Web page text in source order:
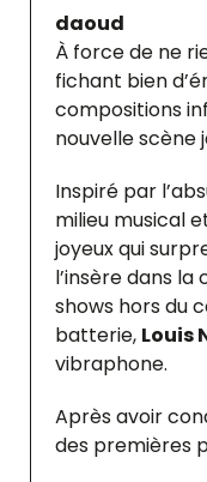
daoud
À force de ne
fichant bien
compositions
nouvelle scène
Inspiré par
milieu musical
joyeux qui
l’insère dans
shows hors du
batterie, Louis
vibraphone.
Après avoir
des premières